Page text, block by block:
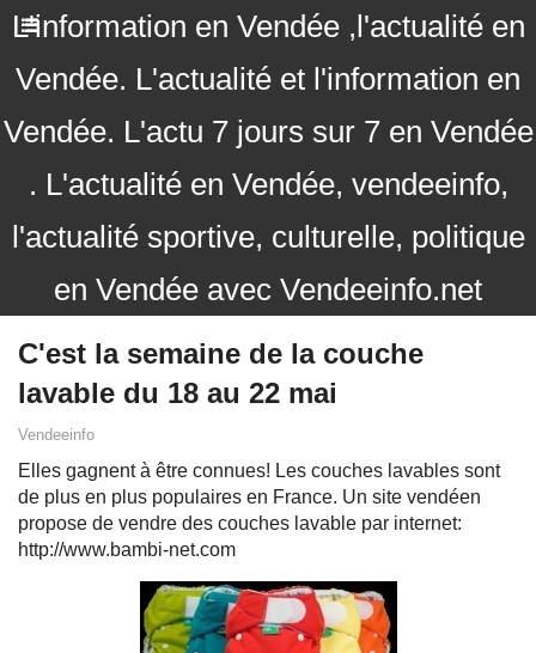
L'information en Vendée ,l'actualité en
Vendée. L'actualité et l'information en
Vendée. L'actu 7 jours sur 7 en Vendée
. L'actualité en Vendée, vendeeinfo,
l'actualité sportive, culturelle, politique
en Vendée avec Vendeeinfo.net
C'est la semaine de la couche
lavable du 18 au 22 mai
Vendeeinfo
Elles gagnent à être connues! Les couches lavables sont
de plus en plus populaires en France. Un site vendéen
propose de vendre des couches lavable par internet:
http://www.bambi-net.com